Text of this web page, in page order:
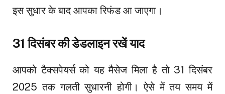
इस सुधार के बाद आपका रिफंड आ जाएगा।
31 दिसंबर की डेडलाइन रखें याद
आपको टैक्सपेयर्स को यह मैसेज मिला है तो 31 दिसंबर
2025 तक गलती सुधारनी होगी। ऐसे में तय समय में